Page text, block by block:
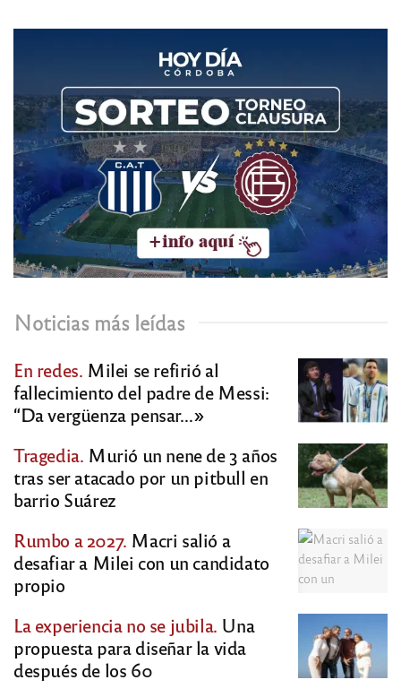
Noticias más leídas
En redes. Milei se refirió al
fallecimiento del padre de Messi:
“Da vergüenza pensar…»
Tragedia. Murió un nene de 3 años
tras ser atacado por un pitbull en
barrio Suárez
Rumbo a 2027. Macri salió a
desafiar a Milei con un candidato
propio
La experiencia no se jubila. Una
propuesta para diseñar la vida
después de los 60